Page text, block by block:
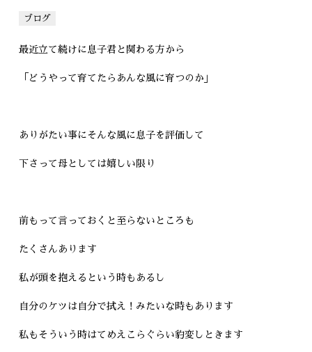
ブログ
最近立て続けに息子君と関わる方から
「どうやって育てたらあんな風に育つのか」
ありがたい事にそんな風に息子を評価して
下さって母としては嬉しい限り
前もって言っておくと至らないところも
たくさんあります
私が頭を抱えるという時もあるし
自分のケツは自分で拭え！みたいな時もあります
私もそういう時はてめえこらぐらい豹変しときます